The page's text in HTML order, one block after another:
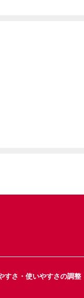
すさ・使いやすさの調整